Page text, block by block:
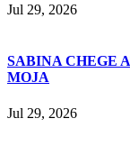
Jul 29, 2026
SABINA CHEGE
MOJA
Jul 29, 2026